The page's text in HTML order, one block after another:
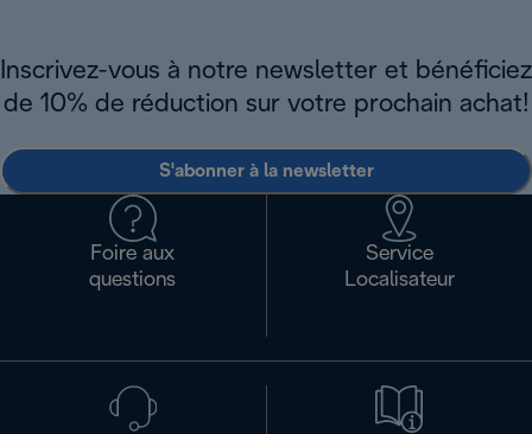
Inscrivez-vous à notre newsletter et bénéficiez
de 10% de réduction sur votre prochain achat!
S'abonner à la newsletter
Foire aux
questions
Service
Localisateur